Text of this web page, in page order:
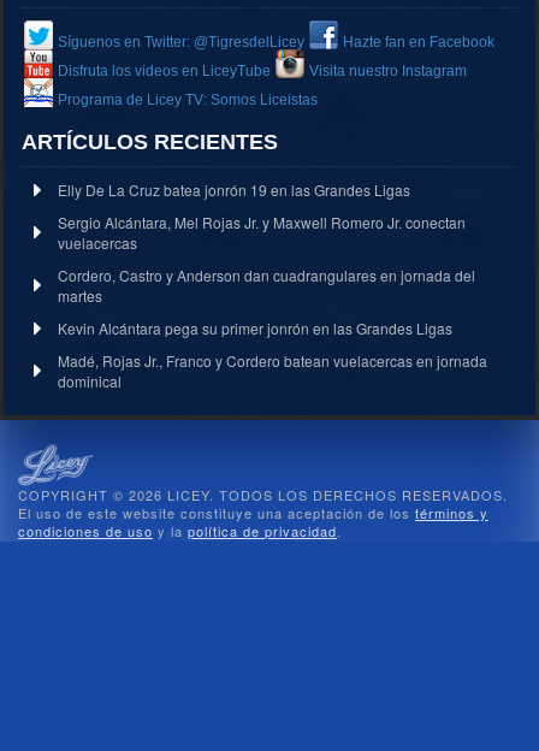
Síguenos en Twitter: @TigresdelLicey
Hazte fan en Facebook
Disfruta los videos en LiceyTube
Visita nuestro Instagram
Programa de Licey TV: Somos Liceistas
ARTÍCULOS RECIENTES
Elly De La Cruz batea jonrón 19 en las Grandes Ligas
Sergio Alcántara, Mel Rojas Jr. y Maxwell Romero Jr. conectan
vuelacercas
Cordero, Castro y Anderson dan cuadrangulares en jornada del
martes
Kevin Alcántara pega su primer jonrón en las Grandes Ligas
Madé, Rojas Jr., Franco y Cordero batean vuelacercas en jornada
dominical
COPYRIGHT © 2026 LICEY. TODOS LOS DERECHOS RESERVADOS.
El uso de este website constituye una aceptación de los términos y
condiciones de uso y la política de privacidad